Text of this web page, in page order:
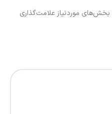
بخش‌های موردنیاز علامت‌گذاری